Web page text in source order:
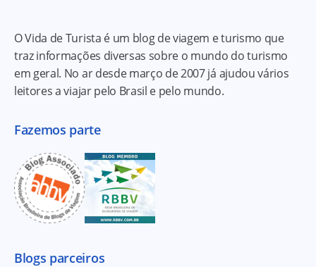
O Vida de Turista é um blog de viagem e turismo que
traz informações diversas sobre o mundo do turismo
em geral. No ar desde março de 2007 já ajudou vários
leitores a viajar pelo Brasil e pelo mundo.
Fazemos parte
Blogs parceiros